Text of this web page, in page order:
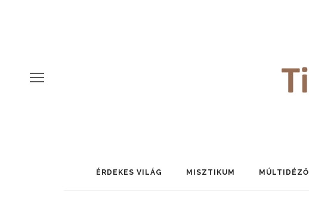
ÉRDEKES VILÁG MISZTIKUM MÚLTIDÉZŐ